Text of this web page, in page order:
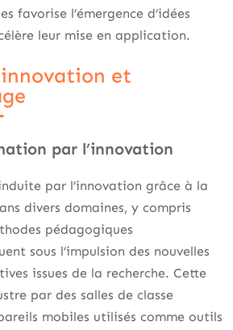
favorise l’émergence d’idées
leur mise en application.
et
par l’innovation
par l’innovation grâce à la
divers domaines, y compris
pédagogiques
sous l’impulsion des nouvelles
issues de la recherche. Cette
par des salles de classe
mobiles utilisés comme outils